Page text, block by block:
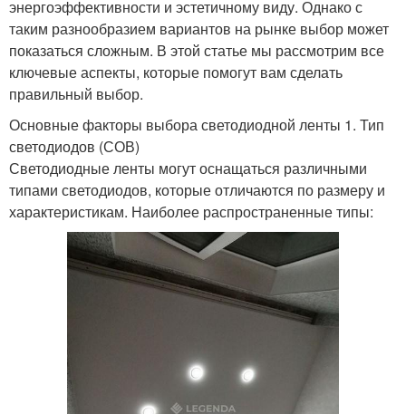
энергоэффективности и эстетичному виду. Однако с
таким разнообразием вариантов на рынке выбор может
показаться сложным. В этой статье мы рассмотрим все
ключевые аспекты, которые помогут вам сделать
правильный выбор.
Основные факторы выбора светодиодной ленты 1. Тип
светодиодов (СОВ)
Светодиодные ленты могут оснащаться различными
типами светодиодов, которые отличаются по размеру и
характеристикам. Наиболее распространенные типы: